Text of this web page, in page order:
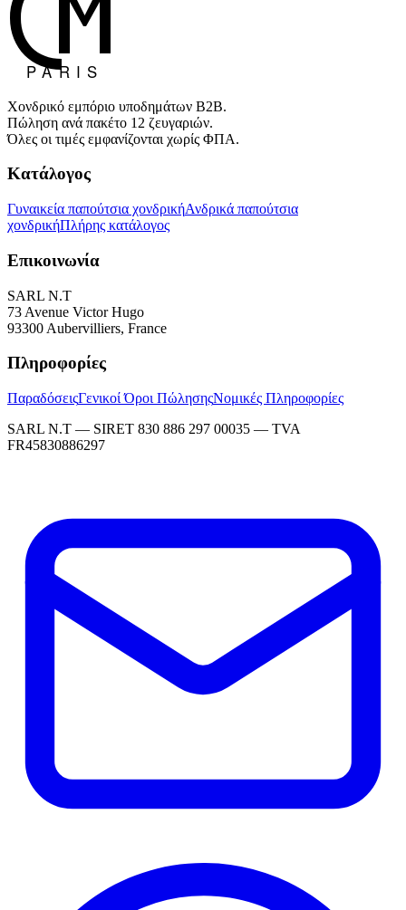
Χονδρικό εμπόριο υποδημάτων B2B.
Πώληση ανά πακέτο 12 ζευγαριών.
Όλες οι τιμές εμφανίζονται χωρίς ΦΠΑ.
Κατάλογος
Γυναικεία παπούτσια χονδρικήΑνδρικά παπούτσια
χονδρικήΠλήρης κατάλογος
Επικοινωνία
SARL N.T
73 Avenue Victor Hugo
93300 Aubervilliers, France
Πληροφορίες
ΠαραδόσειςΓενικοί Όροι ΠώλησηςΝομικές Πληροφορίες
SARL N.T — SIRET 830 886 297 00035 — TVA
FR45830886297